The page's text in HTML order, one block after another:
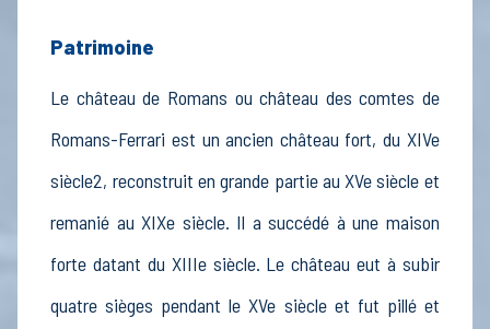
Patrimoine
Le château de Romans ou château des comtes de
Romans-Ferrari est un ancien château fort, du XIVe
siècle2, reconstruit en grande partie au XVe siècle et
remanié au XIXe siècle. Il a succédé à une maison
forte datant du XIIIe siècle. Le château eut à subir
quatre sièges pendant le XVe siècle et fut pillé et